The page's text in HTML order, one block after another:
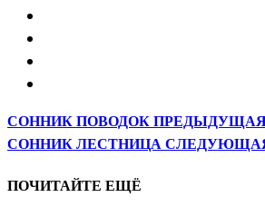
СОННИК ПОВОДОК
СОННИК ЛЕСТНИЦА
ПОЧИТАЙТЕ ЕЩЁ